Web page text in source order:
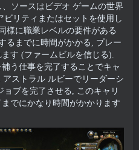
ソースはビデオ ゲームの世界
リティまたはセットを使用し
様に職業レベルの要件がある
るまでに時間がかかる, プレー
す (ファームビルを信じる).
う仕事を完了することでキャ
ストラル ルビーでリーダーシ
ブを完了させる, このキャリ
でにかなり時間がかかります